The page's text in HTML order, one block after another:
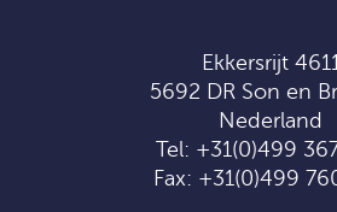
Ekkersrijt
5692 DR Son en
Nederland
Tel: +31(0)499
Fax: +31(0)499